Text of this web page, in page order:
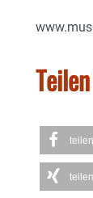
teilen
teilen